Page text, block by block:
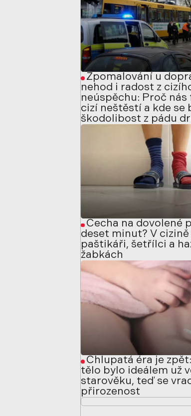
Zpomalování u
nehod i radost z
neúspěchu: Proč nás
cizí neštěstí a kde se
škodolibost z pádu
Čecha na dovolené
deset minut? V
paštikáři, šetřílci a
žabkách
Chlupatá éra je
tělo bylo ideálem už
starověku, teď se
přirozenost